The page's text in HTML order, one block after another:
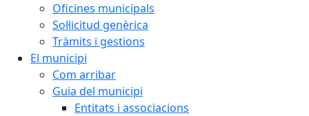
Oficines municipals
Sol·licitud genèrica
Tràmits i gestions
El municipi
Com arribar
Guia del municipi
Entitats i associacions